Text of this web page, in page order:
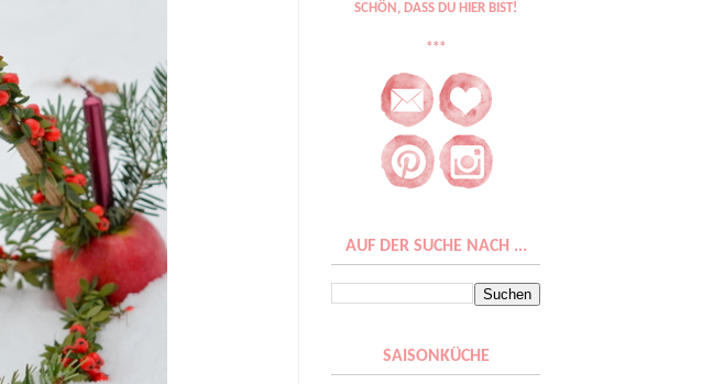
SCHÖN, DASS DU HIER BIST!
***
AUF DER SUCHE NACH ...
SAISONKÜCHE